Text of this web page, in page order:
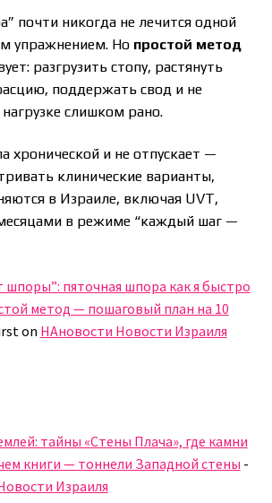
почти никогда не лечится одной
упражнением. Но простой метод
разгрузить стопу, растянуть
поддержать свод и не
слишком рано.
хронической и не отпускает —
клинические варианты,
в Израиле, включая UVT,
в режиме “каждый шаг —
шпоры”: пяточная шпора как я быстро
метод — пошаговый план на 10
on НАновости Новости Израиля
тайны «Стены Плача», где камни
книги — тоннели Западной стены -
Израиля